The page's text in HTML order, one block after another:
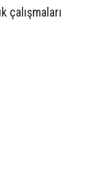
çalışmaları